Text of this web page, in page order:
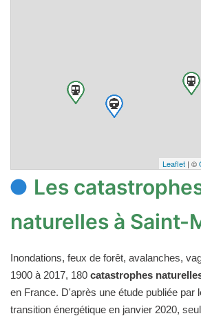
Leaflet | ©
Les
naturelles à Saint-
Inondations, feux de forêt, avalanches,
1900 à 2017, 180 catastrophes
en France. D'après une étude publiée par
transition énergétique en janvier 2020,